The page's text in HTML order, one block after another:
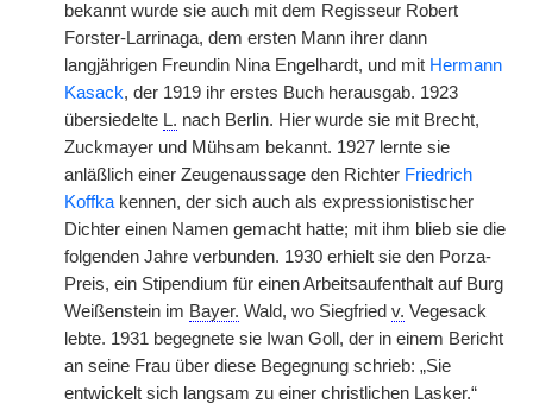
bekannt wurde sie auch mit dem Regisseur Robert
Forster-Larrinaga, dem ersten Mann ihrer dann
langjährigen Freundin Nina Engelhardt, und mit Hermann
Kasack, der 1919 ihr erstes Buch herausgab. 1923
übersiedelte L. nach Berlin. Hier wurde sie mit Brecht,
Zuckmayer und Mühsam bekannt. 1927 lernte sie
anläßlich einer Zeugenaussage den Richter Friedrich
Koffka kennen, der sich auch als expressionistischer
Dichter einen Namen gemacht hatte; mit ihm blieb sie die
folgenden Jahre verbunden. 1930 erhielt sie den Porza-
Preis, ein Stipendium für einen Arbeitsaufenthalt auf Burg
Weißenstein im Bayer. Wald, wo Siegfried v. Vegesack
lebte. 1931 begegnete sie Iwan Goll, der in einem Bericht
an seine Frau über diese Begegnung schrieb: „Sie
entwickelt sich langsam zu einer christlichen Lasker.“